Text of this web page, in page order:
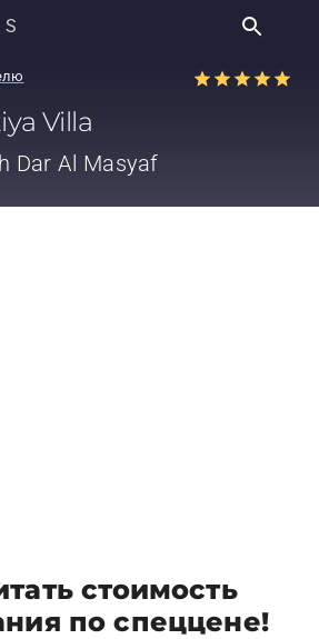
Villa
Dar Al Masyaf
стоимость
по спеццене!